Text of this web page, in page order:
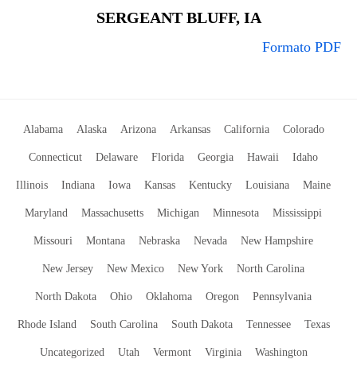
SERGEANT BLUFF, IA
Formato PDF
Alabama Alaska Arizona Arkansas California Colorado
Connecticut Delaware Florida Georgia Hawaii Idaho
Illinois Indiana Iowa Kansas Kentucky Louisiana Maine
Maryland Massachusetts Michigan Minnesota Mississippi
Missouri Montana Nebraska Nevada New Hampshire
New Jersey New Mexico New York North Carolina
North Dakota Ohio Oklahoma Oregon Pennsylvania
Rhode Island South Carolina South Dakota Tennessee Texas
Uncategorized Utah Vermont Virginia Washington